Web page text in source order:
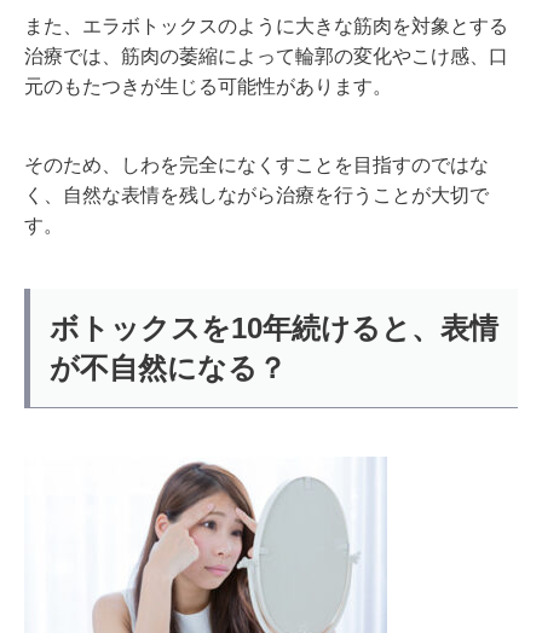
また、エラボトックスのように大きな筋肉を対象とする
治療では、筋肉の萎縮によって輪郭の変化やこけ感、口
元のもたつきが生じる可能性があります。
そのため、しわを完全になくすことを目指すのではな
く、自然な表情を残しながら治療を行うことが大切で
す。
ボトックスを10年続けると、表情
が不自然になる？